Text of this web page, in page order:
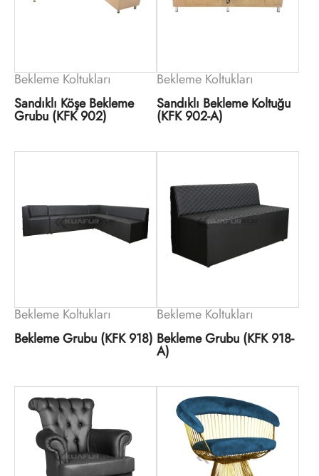
Bekleme Koltukları
Sandıklı Köşe Bekleme
Grubu (KFK 902)
Bekleme Koltukları
Sandıklı Bekleme Koltuğu
(KFK 902-A)
Bekleme Koltukları
Bekleme Grubu (KFK 918)
Bekleme Koltukları
Bekleme Grubu (KFK 918-
A)